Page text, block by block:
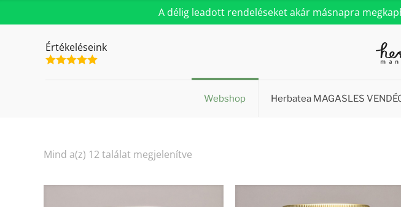
A délig leadott rendeléseket akár másnapra
Értékeléseink
Webshop Herbatea MAGASLES
Mind a(z) 12 találat megjelenítve
popularity